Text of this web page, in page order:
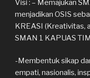
Visi : – Memajukan
menjadikan OSIS
KREASI (Kreativitas,
SMAN 1 KAPUAS
-Membentuk sikap
empati, nasionalis,